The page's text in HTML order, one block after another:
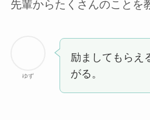
先輩からたくさんのことを
ゆず
励ましてもらえ
がる。